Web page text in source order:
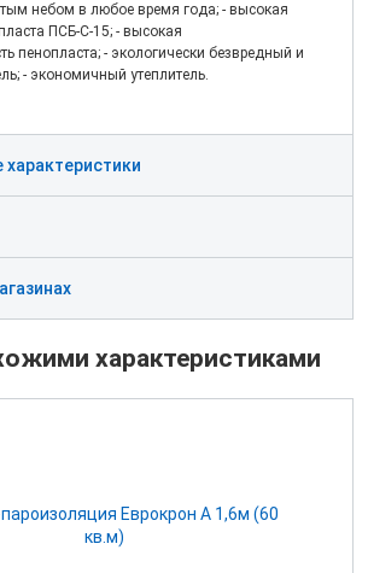
небом в любое время года; - высокая
ПСБ-С-15; - высокая
пенопласта; - экологически безвредный и
- экономичный утеплитель.
характеристики
характеристиками